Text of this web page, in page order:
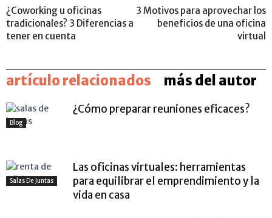
¿Coworking u oficinas
tradicionales? 3 Diferencias a
tener en cuenta
3 Motivos para aprovechar los
beneficios de una oficina
virtual
artículo relacionados más del autor
Blog
¿Cómo preparar reuniones eficaces?
Salas De Juntas
Las oficinas virtuales: herramientas
para equilibrar el emprendimiento y la
vida en casa